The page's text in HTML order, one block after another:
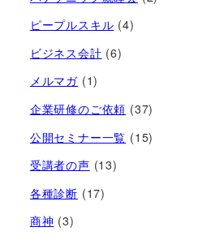
ピープルスキル (4)
ビジネス会計 (6)
メルマガ (1)
企業研修のご依頼 (37)
公開セミナー一覧 (15)
受講者の声 (13)
各種診断 (17)
商神 (3)